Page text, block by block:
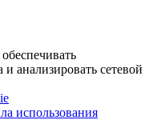
анализировать сетевой
использования